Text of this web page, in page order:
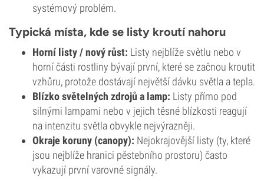
systémový problém.
Typická místa, kde se listy kroutí nahoru
Horní listy / nový růst: Listy nejblíže světlu nebo v
horní části rostliny bývají první, které se začnou kroutit
vzhůru, protože dostávají největší dávku světla a tepla.
Blízko světelných zdrojů a lamp: Listy přímo pod
silnými lampami nebo v jejich těsné blízkosti reagují
na intenzitu světla obvykle nejvýrazněji.
Okraje koruny (canopy): Nejokrajovější listy (ty, které
jsou nejblíže hranici pěstebního prostoru) často
vykazují první varovné signály.